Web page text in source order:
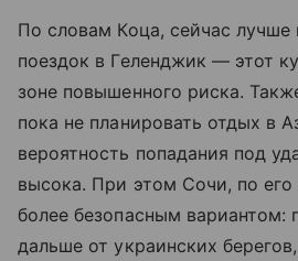
По словам Коца, сейчас лучше
поездок в Геленджик — этот
зоне повышенного риска.
пока не планировать отдых в
вероятность попадания под
высока. При этом Сочи, по его
более безопасным вариантом:
дальше от украинских